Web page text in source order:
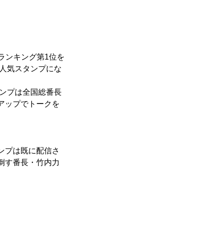
ンキング第1位を
気スタンプにな
プは全国総番長
ップでトークを
プは既に配信さ
す番長・竹内力